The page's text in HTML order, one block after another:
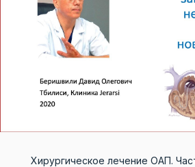
Хирургическое лечение ОАП.